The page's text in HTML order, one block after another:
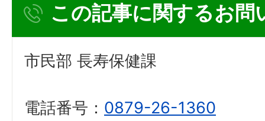
この記事に関するお問
市民部 長寿保健課
電話番号： 0879-26-1360